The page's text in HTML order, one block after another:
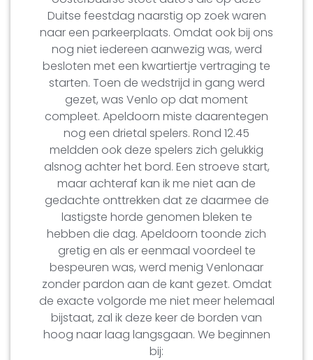
Duitse feestdag naarstig op zoek waren
naar een parkeerplaats. Omdat ook bij ons
nog niet iedereen aanwezig was, werd
besloten met een kwartiertje vertraging te
starten. Toen de wedstrijd in gang werd
gezet, was Venlo op dat moment
compleet. Apeldoorn miste daarentegen
nog een drietal spelers. Rond 12.45
meldden ook deze spelers zich gelukkig
alsnog achter het bord. Een stroeve start,
maar achteraf kan ik me niet aan de
gedachte onttrekken dat ze daarmee de
lastigste horde genomen bleken te
hebben die dag. Apeldoorn toonde zich
gretig en als er eenmaal voordeel te
bespeuren was, werd menig Venlonaar
zonder pardon aan de kant gezet. Omdat
de exacte volgorde me niet meer helemaal
bijstaat, zal ik deze keer de borden van
hoog naar laag langsgaan. We beginnen
bij: